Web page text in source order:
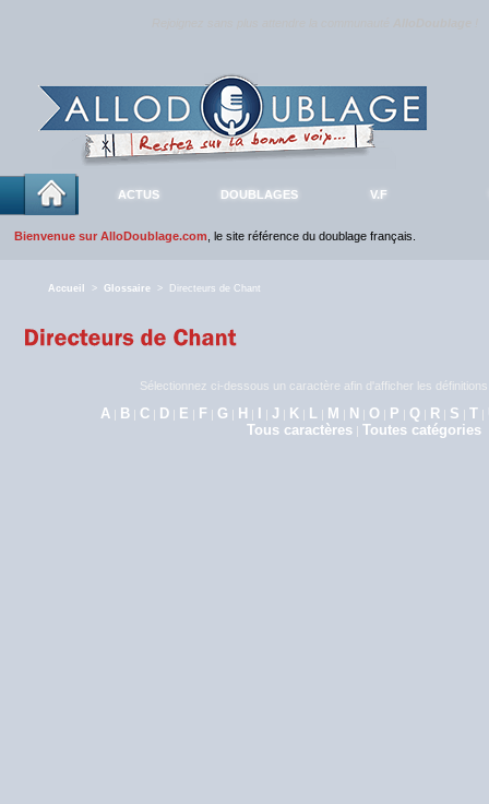
ACTUS DOUBLAGES V.F
Bienvenue sur AlloDoublage.com , le site référence du doublage français.
Accueil > Glossaire > Directeurs de Chant
Sélectionnez ci-dessous un caractère afin d'afficher les
A | B | C | D | E | F | G | H | I |J | K | L | M | N | O | P | Q | R | S | T |
Tous caractères | Toutes catégories